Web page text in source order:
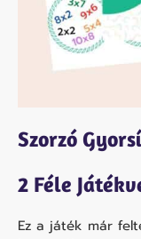
Szorzó
2 Féle
Ez a játék már